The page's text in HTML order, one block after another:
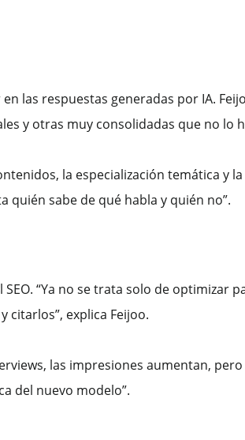
las respuestas generadas por IA.
y otras muy consolidadas que no lo
la especialización temática y
quién sabe de qué habla y quién no”.
“Ya no se trata solo de optimizar
explica Feijoo.
las impresiones aumentan, pero
del nuevo modelo”.